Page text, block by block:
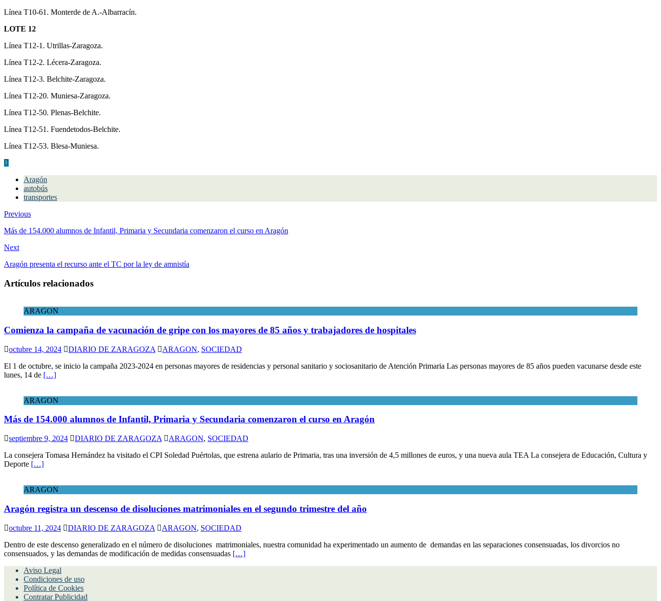
Línea T10-61. Monterde de A.-Albarracín.
LOTE 12
Línea T12-1. Utrillas-Zaragoza.
Línea T12-2. Lécera-Zaragoza.
Línea T12-3. Belchite-Zaragoza.
Línea T12-20. Muniesa-Zaragoza.
Línea T12-50. Plenas-Belchite.
Línea T12-51. Fuendetodos-Belchite.
Línea T12-53. Blesa-Muniesa.
Aragón
autobús
transportes
Previous
Más de 154.000 alumnos de Infantil, Primaria y Secundaria comenzaron el curso en Aragón
Next
Aragón presenta el recurso ante el TC por la ley de amnistía
Artículos relacionados
ARAGON
Comienza la campaña de vacunación de gripe con los mayores de 85 años y trabajadores de hospitales
octubre 14, 2024 DIARIO DE ZARAGOZA ARAGON, SOCIEDAD
El 1 de octubre, se inicio la campaña 2023-2024 en personas mayores de residencias y personal sanitario y sociosanitario de Atención Primaria Las personas mayores de 85 años pueden vacunarse desde este
lunes, 14 de […]
ARAGON
Más de 154.000 alumnos de Infantil, Primaria y Secundaria comenzaron el curso en Aragón
septiembre 9, 2024 DIARIO DE ZARAGOZA ARAGON, SOCIEDAD
La consejera Tomasa Hernández ha visitado el CPI Soledad Puértolas, que estrena aulario de Primaria, tras una inversión de 4,5 millones de euros, y una nueva aula TEA La consejera de Educación, Cultura y
Deporte […]
ARAGON
Aragón registra un descenso de disoluciones matrimoniales en el segundo trimestre del año
octubre 11, 2024 DIARIO DE ZARAGOZA ARAGON, SOCIEDAD
Dentro de este descenso generalizado en el número de disoluciones matrimoniales, nuestra comunidad ha experimentado un aumento de demandas en las separaciones consensuadas, los divorcios no
consensuados, y las demandas de modificación de medidas consensuadas […]
Aviso Legal
Condiciones de uso
Política de Cookies
Contratar Publicidad